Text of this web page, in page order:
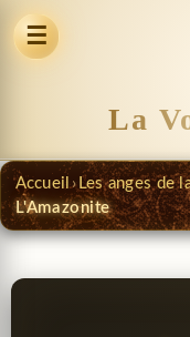
☰
La
Accueil› Les anges de
L'Amazonite